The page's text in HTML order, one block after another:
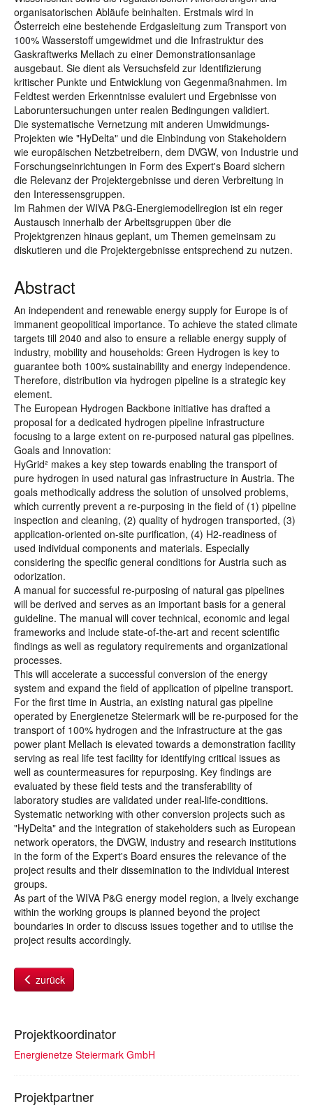
organisatorischen Abläufe beinhalten. Erstmals wird in
Österreich eine bestehende Erdgasleitung zum Transport von
100% Wasserstoff umgewidmet und die Infrastruktur des
Gaskraftwerks Mellach zu einer Demonstrationsanlage
ausgebaut. Sie dient als Versuchsfeld zur Identifizierung
kritischer Punkte und Entwicklung von Gegenmaßnahmen. Im
Feldtest werden Erkenntnisse evaluiert und Ergebnisse von
Laboruntersuchungen unter realen Bedingungen validiert.
Die systematische Vernetzung mit anderen Umwidmungs-
Projekten wie "HyDelta" und die Einbindung von Stakeholdern
wie europäischen Netzbetreibern, dem DVGW, von Industrie und
Forschungseinrichtungen in Form des Expert's Board sichern
die Relevanz der Projektergebnisse und deren Verbreitung in
den Interessensgruppen.
Im Rahmen der WIVA P&G-Energiemodellregion ist ein reger
Austausch innerhalb der Arbeitsgruppen über die
Projektgrenzen hinaus geplant, um Themen gemeinsam zu
diskutieren und die Projektergebnisse entsprechend zu nutzen.
Abstract
An independent and renewable energy supply for Europe is of
immanent geopolitical importance. To achieve the stated climate
targets till 2040 and also to ensure a reliable energy supply of
industry, mobility and households: Green Hydrogen is key to
guarantee both 100% sustainability and energy independence.
Therefore, distribution via hydrogen pipeline is a strategic key
element.
The European Hydrogen Backbone initiative has drafted a
proposal for a dedicated hydrogen pipeline infrastructure
focusing to a large extent on re-purposed natural gas pipelines.
Goals and Innovation:
HyGrid² makes a key step towards enabling the transport of
pure hydrogen in used natural gas infrastructure in Austria. The
goals methodically address the solution of unsolved problems,
which currently prevent a re-purposing in the field of (1) pipeline
inspection and cleaning, (2) quality of hydrogen transported, (3)
application-oriented on-site purification, (4) H2-readiness of
used individual components and materials. Especially
considering the specific general conditions for Austria such as
odorization.
A manual for successful re-purposing of natural gas pipelines
will be derived and serves as an important basis for a general
guideline. The manual will cover technical, economic and legal
frameworks and include state-of-the-art and recent scientific
findings as well as regulatory requirements and organizational
processes.
This will accelerate a successful conversion of the energy
system and expand the field of application of pipeline transport.
For the first time in Austria, an existing natural gas pipeline
operated by Energienetze Steiermark will be re-purposed for the
transport of 100% hydrogen and the infrastructure at the gas
power plant Mellach is elevated towards a demonstration facility
serving as real life test facility for identifying critical issues as
well as countermeasures for repurposing. Key findings are
evaluated by these field tests and the transferability of
laboratory studies are validated under real-life-conditions.
Systematic networking with other conversion projects such as
"HyDelta" and the integration of stakeholders such as European
network operators, the DVGW, industry and research institutions
in the form of the Expert's Board ensures the relevance of the
project results and their dissemination to the individual interest
groups.
As part of the WIVA P&G energy model region, a lively exchange
within the working groups is planned beyond the project
boundaries in order to discuss issues together and to utilise the
project results accordingly.
zurück
Projektkoordinator
Energienetze Steiermark GmbH
Projektpartner